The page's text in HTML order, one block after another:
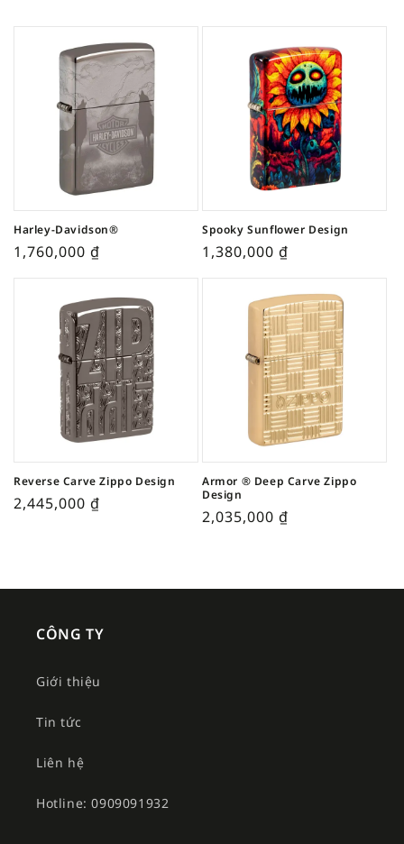
Harley-Davidson®
1,760,000 ₫
Spooky Sunflower Design
1,380,000 ₫
Reverse Carve Zippo Design
2,445,000 ₫
Armor ® Deep Carve Zippo
Design
2,035,000 ₫
CÔNG TY
Giới thiệu
Tin tức
Liên hệ
Hotline: 0909091932